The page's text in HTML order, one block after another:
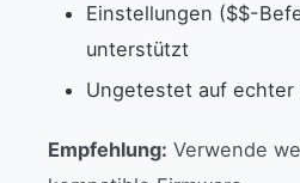
Einstellungen ($$-
unterstützt
Ungetestet auf echter
Empfehlung: Verwende